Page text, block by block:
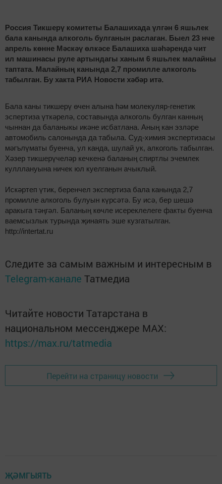
Россия Тикшерү комитеты Балашихада үлгән 6 яшьлек
бала канында алкоголь булганын раслаган. Быел 23 нче
апрель көнне Мәскәү өлкәсе Балашиха шәһәрендә чит
ил машинасы руле артындагы ханым 6 яшьлек малайны
таптата. Малайның канында 2,7 промилле алкоголь
табылган. Бу хакта РИА Новости хәбәр итә.
Бала каны тикшерү өчен алына һәм молекуляр-генетик
эспертиза үткәрелә, составында алкоголь булган канның
чыннан да баланыкы икәне исбатлана. Аның кан эзләре
автомобиль салонында да табыла. Суд-химия экспертизасы
мәгълүматы буенча, ул канда, шулай ук, алкоголь табылган.
Хәзер тикшерүчеләр кечкенә баланың спиртлы эчемлек
кулллануына ничек юл куелганын ачыклый.
Искәртеп үтик, беренчел экспертиза бала канында 2,7
промилле алкоголь булуын күрсәтә. Бу исә, бер шешә
аракыга тәңгәл. Баланың көчле исереклелеге факты буенча
ваемсызлык турында җинаять эше кузгатылган.
http://intertat.ru
Следите за самым важным и интересным в
Telegram-канале Татмедиа
Читайте новости Татарстана в
национальном мессенджере MАХ:
https://max.ru/tatmedia
Перейти на страницу новости
ҖӘМГЫЯТЬ